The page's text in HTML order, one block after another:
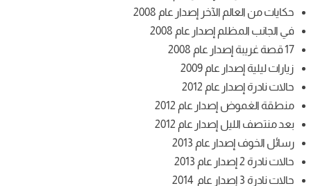
حكايات من العالم الآخر إصدار عام 2008
في الجانب المظلم إصدار عام 2008
17 قصة غريبة إصدار عام 2008
زيارات ليلية إصدار عام 2009
حالات نادرة إصدار عام 2012
منطقة الغموض إصدار عام 2012
بعد منتصف الليل إصدار عام 2012
رسائل الخوف إصدار عام 2013
حالات نادرة 2 إصدار عام 2013
حالات نادرة 3 إصدار عام 2014